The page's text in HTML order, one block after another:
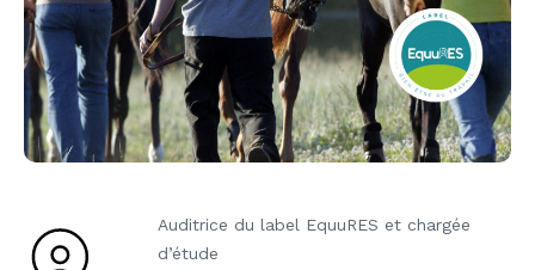
Auditrice du label EquuRES et chargée
d’étude